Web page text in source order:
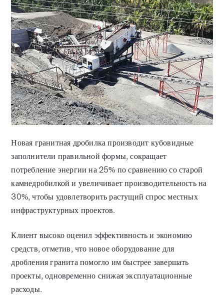
Новая гранитная дробилка производит кубовидные
заполнители правильной формы, сокращает
потребление энергии на 25% по сравнению со старой
камнедробилкой и увеличивает производительность на
30%, чтобы удовлетворить растущий спрос местных
инфраструктурных проектов.
Клиент высоко оценил эффективность и экономию
средств, отметив, что новое оборудование для
дробления гранита помогло им быстрее завершать
проекты, одновременно снижая эксплуатационные
расходы.